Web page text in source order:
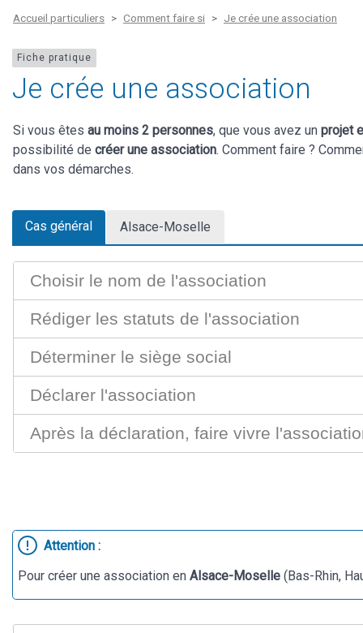
Accueil particuliers Comment faire si Je crée une association
Fiche pratique
Je crée une association
Si vous êtes au moins 2 personnes, que vous avez un projet
possibilité de créer une association. Comment faire ?
dans vos démarches.
Cas général Alsace-Moselle
Choisir le nom de l'association
Rédiger les statuts de l'association
Déterminer le siège social
Déclarer l'association
Après la déclaration, faire vivre
Attention :
Pour créer une association enAlsace-Moselle (Bas-Rhin,